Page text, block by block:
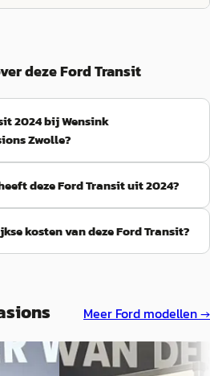
veel deze Ford Transit
2024 bij Wensink
Zwolle?
deze Ford Transit uit 2024?
kosten van deze Ford Transit?
Meer Ford modellen →
Ford Transit 2022